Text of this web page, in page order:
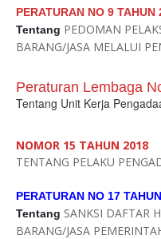
PERATURAN NO 9 TAHUN
Tentang PEDOMAN
BARANG/JASA MELALUI
Peraturan Lembaga N
Tentang Unit Kerja Pengada
NOMOR 15 TAHUN 2018
TENTANG PELAKU
PERATURAN NO 17
Tentang SANKSI DAFTAR
BARANG/JASA